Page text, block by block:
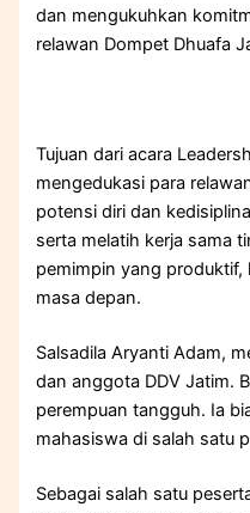
dan mengukuhkan
relawan Dompet Dhuafa
Tujuan dari acara
mengedukasi para
potensi diri dan
serta melatih kerja sama
pemimpin yang
masa depan.
Salsadila Aryanti Adam,
dan anggota DDV Jatim.
perempuan tangguh. Ia
mahasiswa di salah satu
Sebagai salah satu